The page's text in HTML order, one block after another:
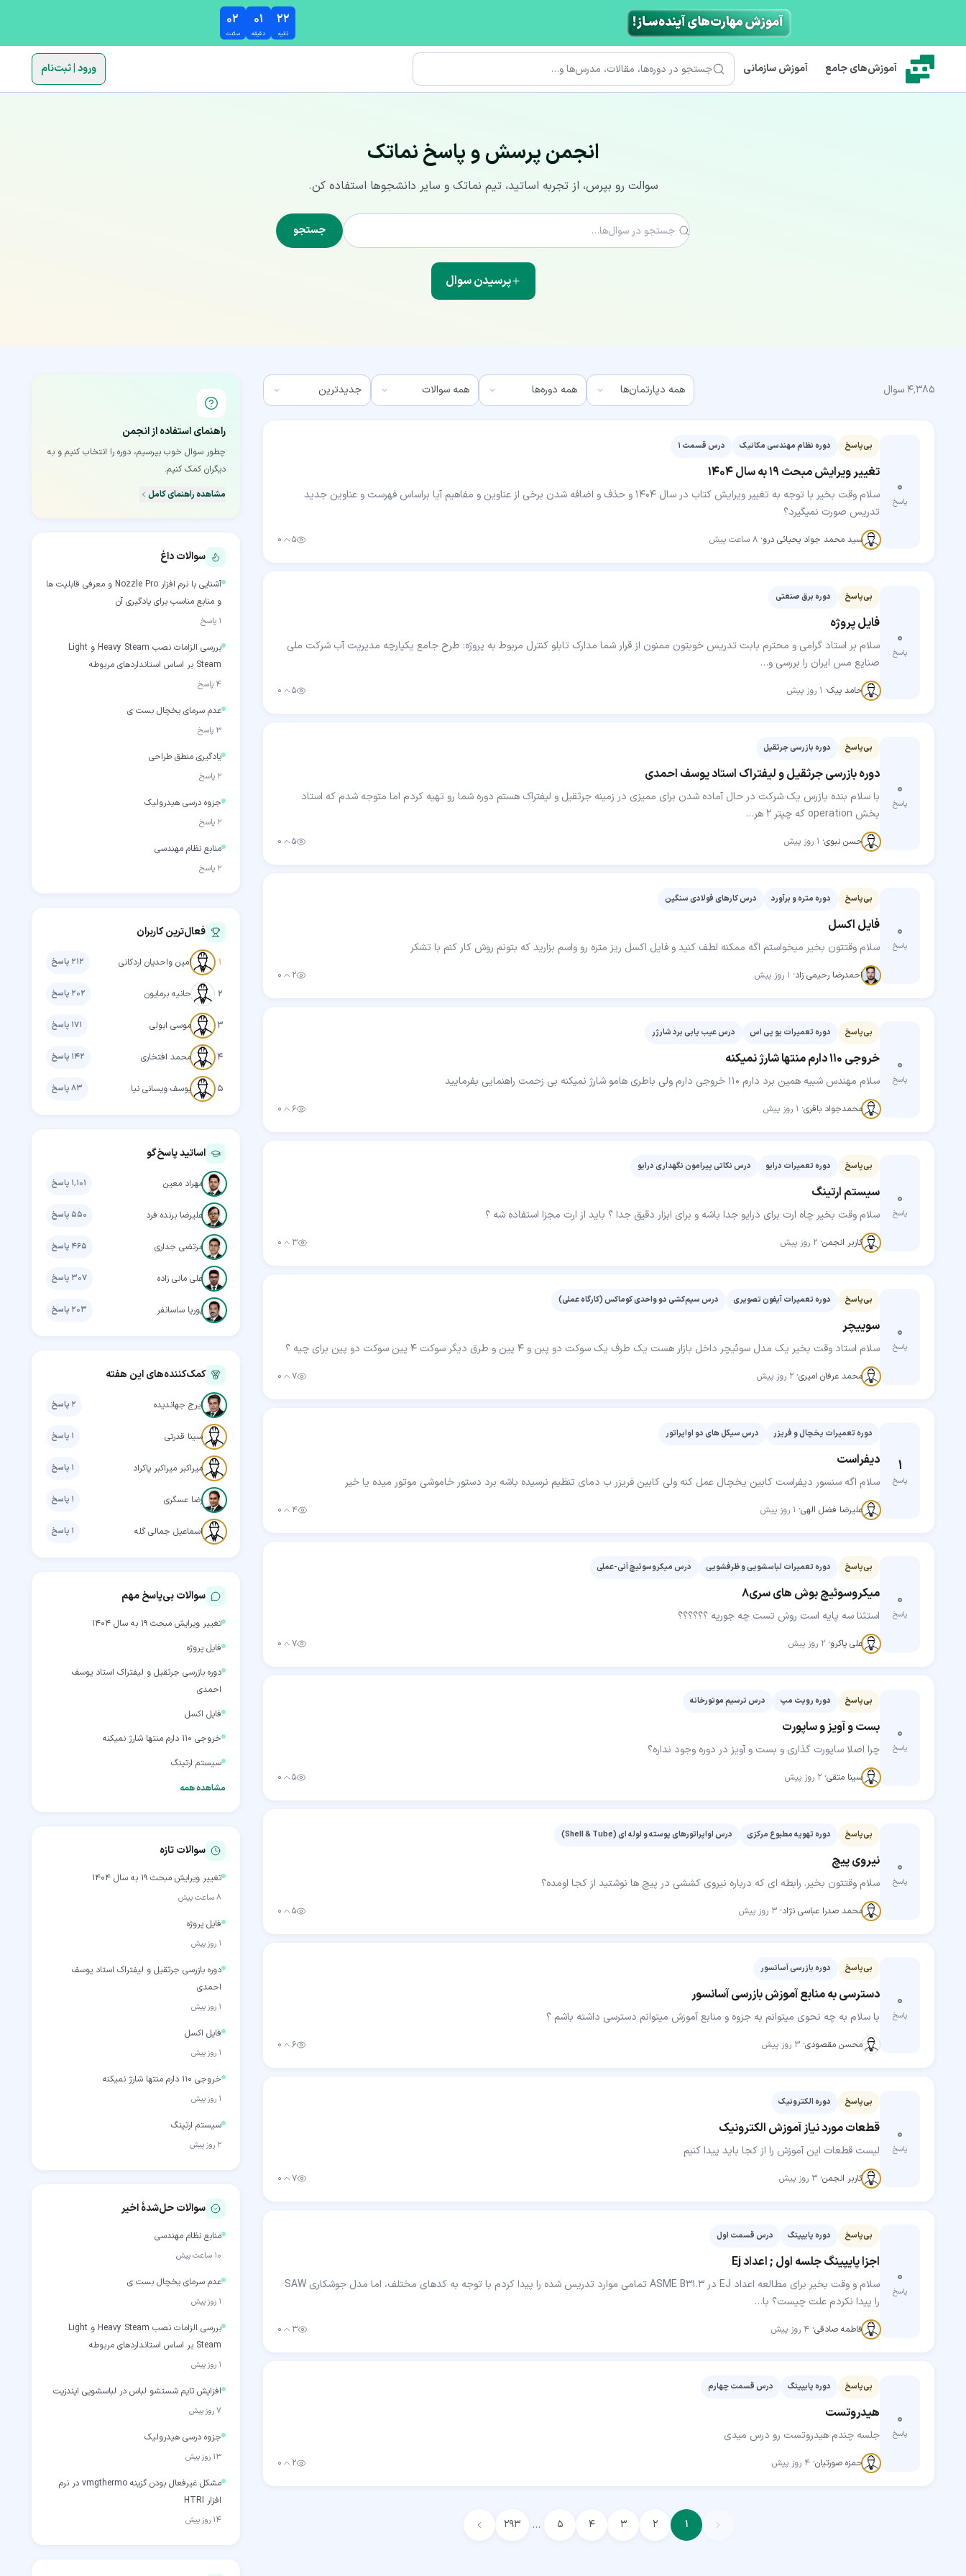
۰۲
ساعت
۰۱
دقیقه
۲۱
ثانیه
آموزش‌های جامع آموزش سازمانی جستجو ورود | ثبت‌نام
انجمن پرسش و پاسخ نماتک
سوالت رو بپرس، از تجربه اساتید، تیم نماتک و سایر دانشجوها استفاده کن.
جستجو
پرسیدن سوال
فهرست سوال‌ها
۴٬۳۸۵ سوال همه دپارتمان‌ها همه دوره‌ها
۰
پاسخ
بی‌پاسخ دوره نظام مهندسی مکانیک درس قسمت 1
تغییر ویرایش مبحث 19 به سال 1404
سلام وقت بخیر با توجه به تغییر ویرایش کتاب در سال 1404 و حذف و اضافه شدن برخی از عناوین و مفاهیم آیا براساس فهرست و عناوین جدید
تدریس صورت نمیگیرد؟
مهارت‌جوسید محمد جواد یحیائی درو· ۸ ساعت پیش ۵
بازدید
۰
۰
پاسخ
بی‌پاسخ دوره برق صنعتی
فایل پروژه
سلام بر استاد گرامی و محترم بابت تدریس خوبتون ممنون از قرار شما مدارک تابلو کنترل مربوط به پروژه: طرح جامع یکپارچه مدیریت آب شرکت ملی
صنایع مس ایران را بررسی و…
مهارت‌جوحامد پیک· ۱ روز پیش ۵
بازدید
۰
۰
پاسخ
بی‌پاسخ دوره بازرسی جرثقیل
دوره بازرسی جرثقیل و لیفتراک استاد یوسف احمدی
با سلام بنده بازرس یک شرکت در حال آماده شدن برای ممیزی در زمینه جرثقیل و لیفتراک هستم دوره شما رو تهیه کردم اما متوجه شدم که استاد
بخش operation که چپتر 2 هر…
مهارت‌جوحسن نبوی· ۱ روز پیش ۵
بازدید
۰
۰
پاسخ
بی‌پاسخ دوره متره و برآورد درس کارهای فولادی سنگین
فایل اکسل
سلام وقتتون بخیر میخواستم اگه ممکنه لطف کنید و فایل اکسل ریز متره رو واسم بزارید که بتونم روش کار کنم با تشکر
مهارت‌جواحمدرضا رحیمی زاد· ۱ روز پیش ۲
بازدید
۰
۰
پاسخ
بی‌پاسخ دوره تعمیرات یو پی اس درس عیب یابی برد شارژر
خروجی 110 دارم منتها شارژ نمیکنه
سلام مهندس شبیه همین برد دارم 110 خروجی دارم ولی باطری هامو شارژ نمیکنه بی زحمت راهنمایی بفرمایید
مهارت‌جومحمدجواد باقری· ۱ روز پیش ۶
بازدید
۰
رأی مثبت
۰
پاسخ
بی‌پاسخ دوره تعمیرات درایو درس نکاتی پیرامون نگهداری درایو
سیستم ارتینگ
سلام وقت بخیر چاه ارت برای درایو جدا باشه و برای ابزار دقیق جدا ؟ باید از ارت مجزا استفاده شه ؟
مهارت‌جوکاربر انجمن· ۲ روز پیش ۳
بازدید
۰
۰
پاسخ
بی‌پاسخ دوره تعمیرات آیفون تصویری درس سیم‌کشی دو واحدی کوماکس (کارگاه عملی)
سوییچر
سلام استاد وقت بخیر یک مدل سوئیچر داخل بازار هست یک طرف یک سوکت دو پبن و ۴ پین و طرق دیگر سوکت ۴ پین سوکت دو پین برای چیه ؟
مهارت‌جومحمد عرفان امیری· ۲ روز پیش ۷
بازدید
۰
۱
پاسخ
دوره تعمیرات یخچال و فریزر درس سیکل های دو اواپراتور
دیفراست
سلام اگه سنسور دیفراست کابین یخچال عمل کنه ولی کابین فریزر ب دمای تنظیم نرسیده باشه برد دستور خاموشی موتور میده یا خیر
مهارت‌جوعلیرضا فضل الهی· ۱ روز پیش ۴
بازدید
۰
۰
پاسخ
بی‌پاسخ دوره تعمیرات لباسشویی و ظرفشویی درس میکروسوئیچ آنی-عملی
میکروسوئیچ بوش های سری‌8
استثنا سه پایه است روش تست چه جوریه ؟؟؟؟؟؟
مهارت‌جوعلی پاکرو· ۲ روز پیش ۷
بازدید
۰
۰
پاسخ
بی‌پاسخ دوره رویت مپ درس ترسیم موتورخانه
بست و آویز و ساپورت
چرا اصلا ساپورت گذاری و بست و آویز در دوره وجود نداره؟
مهارت‌جوسینا متقی· ۲ روز پیش ۵
بازدید
۰
۰
پاسخ
بی‌پاسخ دوره تهویه مطبوع مرکزی درس اواپراتورهای پوسته و لوله ای (Shell & Tube)
نیروی پیچ
سلام وقتتون بخیر. رابطه ای که درباره نیروی کششی در پیچ ها نوشتید از کجا اومده؟
مهارت‌جومحمد صدرا عباسی نژاد· ۳ روز پیش ۵
بازدید
۰
۰
پاسخ
بی‌پاسخ دوره بازرسی آسانسور
دسترسی به منابع آموزش بازرسی آسانسور
با سلام به چه نحوی میتوانم به جزوه و منابع آموزش میتوانم دسترسی داشته باشم ؟
محسن مقصودی· ۳ روز پیش ۶
بازدید
۰
رأی مثبت
۰
پاسخ
بی‌پاسخ دوره الکترونیک
قطعات مورد نیاز آموزش الکترونیک
لیست قطعات این آموزش را از کجا باید پیدا کنیم
مهارت‌جوکاربر انجمن· ۳ روز پیش ۷
بازدید
۰
۰
پاسخ
بی‌پاسخ دوره پایپینگ درس قسمت اول
اجزا پایپینگ جلسه اول ; اعداد Ej
سلام و وقت بخیر برای مطالعه اعداد EJ در ASME B31.3 تمامی موارد تدریس شده را پیدا کردم با توجه به کدهای مختلف، اما مدل جوشکاری SAW
را پیدا نکردم علت چیست؟ با…
مهارت‌جوفاطمه صادقی· ۴ روز پیش ۳
بازدید
۰
۰
پاسخ
بی‌پاسخ دوره پایپینگ درس قسمت چهارم
هیدروتست
جلسه چندم هیدروتست رو درس میدی
مهارت‌جوحمزه صورتیان· ۴ روز پیش ۲
بازدید
۰
۱ ۲ ۳ ۴ ۵ … ۲۹۳
راهنمای استفاده از انجمن
چطور سوال خوب بپرسیم، دوره را انتخاب کنیم و به
دیگران کمک کنیم.
مشاهده راهنمای کامل
سوالات داغ
آشنایی با نرم افزار Nozzle Pro و معرفی قابلیت ها
و منابع مناسب برای یادگیری آن
۱ پاسخ
بررسی الزامات نصب Heavy Steam و Light
Steam بر اساس استانداردهای مربوطه
۴ پاسخ
عدم سرمای یخچال بست ی
۳ پاسخ
یادگیری منطق طراحی
۲ پاسخ
جزوه درسی هیدرولیک
۲ پاسخ
منابع نظام مهندسی
۲ پاسخ
فعال‌ترین کاربران
۱ مهارت‌جوامین واحدیان اردکانی ۲۱۲ پاسخ
۲ حانیه برمایون ۲۰۲ پاسخ
۳ مهارت‌جوموسی ابولی ۱۷۱ پاسخ
۴ مهارت‌جومحمد افتخاری ۱۴۲ پاسخ
۵مهارت‌جویوسف ویسانی نیا ۸۳پاسخ
اساتید پاسخ‌گو
استادمهراد معین ۱٬۱۰۱ پاسخ
استادعلیرضا برنده فرد ۵۵۰ پاسخ
استادمرتضی جداری ۴۶۵ پاسخ
استادعلی مانی زاده ۳۰۷ پاسخ
استادپوریا ساسانفر ۲۰۳ پاسخ
کمک‌کننده‌های این هفته
استادایرج جهاندیده ۲ پاسخ
مهارت‌جوسینا قدرتی ۱ پاسخ
مهارت‌جومیراکبر میراکبر پاکراد ۱ پاسخ
استادرضا عسگری ۱ پاسخ
مهارت‌جواسماعیل جمالی گله ۱ پاسخ
سوالات بی‌پاسخ مهم
تغییر ویرایش مبحث 19 به سال 1404
فایل پروژه
دوره بازرسی جرثقیل و لیفتراک استاد یوسف
احمدی
فایل اکسل
خروجی 110 دارم منتها شارژ نمیکنه
سیستم ارتینگ
مشاهده همه
سوالات تازه
تغییر ویرایش مبحث 19 به سال 1404
۸ ساعت پیش
فایل پروژه
۱ روز پیش
دوره بازرسی جرثقیل و لیفتراک استاد یوسف
احمدی
۱ روز پیش
فایل اکسل
۱ روز پیش
خروجی 110 دارم منتها شارژ نمیکنه
۱ روز پیش
سیستم ارتینگ
۲ روز پیش
سوالات حل‌شدهٔ اخیر
منابع نظام مهندسی
۱۰ ساعت پیش
عدم سرمای یخچال بست ی
۱ روز پیش
بررسی الزامات نصب Heavy Steam و Light
Steam بر اساس استانداردهای مربوطه
۱ روز پیش
افزایش تایم شستشو لباس در لباسشویی ایندزیت
۷ روز پیش
جزوه درسی هیدرولیک
۱۳ روز پیش
مشکل غیرفعال بودن گزینه vmgthermo در نرم
افزار HTRI
۱۴ روز پیش